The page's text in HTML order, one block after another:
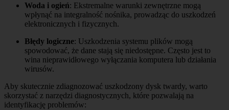
Woda i ogień: Ekstremalne warunki zewnętrzne mogą
wpłynąć na integralność nośnika, prowadząc do uszkodzeń
elektronicznych i fizycznych.
Błędy logiczne: Uszkodzenia systemu plików mogą
spowodować, że dane stają się niedostępne. Często jest to
wina nieprawidłowego wyłączania komputera lub działania
wirusów.
Aby skutecznie zdiagnozować uszkodzony dysk twardy, warto
skorzystać z narzędzi diagnostycznych, które pozwalają na
identyfikację problemów: